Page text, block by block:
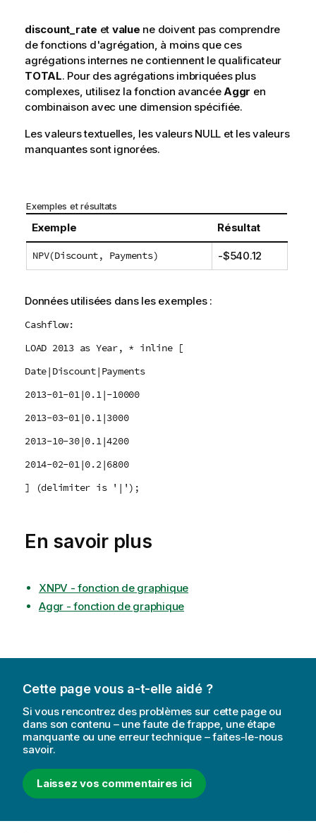
discount_rate et value ne doivent pas comprendre
de fonctions d'agrégation, à moins que ces
agrégations internes ne contiennent le qualificateur
TOTAL. Pour des agrégations imbriquées plus
complexes, utilisez la fonction avancéeAggr en
combinaison avec une dimension spécifiée.
Les valeurs textuelles, les valeurs NULL et les valeurs
manquantes sont ignorées.
Exemples et résultats
Exemple Résultat
NPV(Discount, Payments) -$540.12
Données utilisées dans les exemples :
Cashflow:
LOAD 2013 as Year, * inline [
Date|Discount|Payments
2013-01-01|0.1|-10000
2013-03-01|0.1|3000
2013-10-30|0.1|4200
2014-02-01|0.2|6800
] (delimiter is '|');
En savoir plus
XNPV - fonction de graphique
Aggr - fonction de graphique
Cette page vous a-t-elle aidé ?
Si vous rencontrez des problèmes sur cette page ou
dans son contenu – une faute de frappe, une étape
manquante ou une erreur technique – faites-le-nous
savoir.
Laissez vos commentaires ici